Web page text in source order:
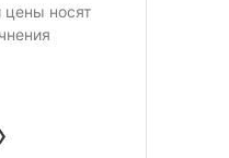
цены носят